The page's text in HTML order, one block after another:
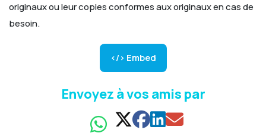
originaux ou leur copies conformes aux originaux en cas de
besoin.
</> Embed
Envoyez à vos amis par